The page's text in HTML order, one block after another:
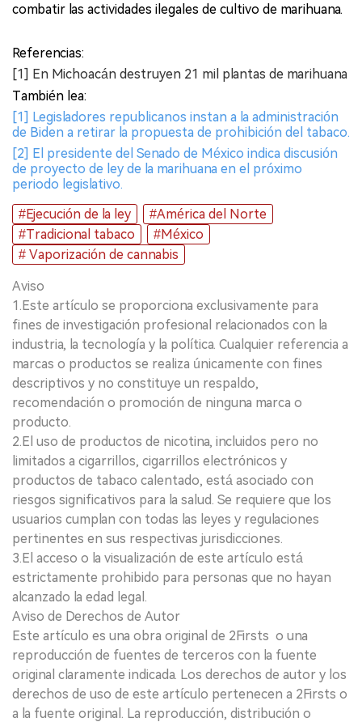
combatir las actividades ilegales de cultivo de marihuana.
Referencias:
[1] En Michoacán destruyen 21 mil plantas de marihuana
También lea:
[1] Legisladores republicanos instan a la administración
de Biden a retirar la propuesta de prohibición del tabaco.
[2] El presidente del Senado de México indica discusión
de proyecto de ley de la marihuana en el próximo
periodo legislativo.
#Ejecución de la ley
#América del Norte
#Tradicional tabaco
#México
# Vaporización de cannabis
Aviso
1.Este artículo se proporciona exclusivamente para
fines de investigación profesional relacionados con la
industria, la tecnología y la política. Cualquier referencia a
marcas o productos se realiza únicamente con fines
descriptivos y no constituye un respaldo,
recomendación o promoción de ninguna marca o
producto.
2.El uso de productos de nicotina, incluidos pero no
limitados a cigarrillos, cigarrillos electrónicos y
productos de tabaco calentado, está asociado con
riesgos significativos para la salud. Se requiere que los
usuarios cumplan con todas las leyes y regulaciones
pertinentes en sus respectivas jurisdicciones.
3.El acceso o la visualización de este artículo está
estrictamente prohibido para personas que no hayan
alcanzado la edad legal.
Aviso de Derechos de Autor
Este artículo es una obra original de 2Firsts o una
reproducción de fuentes de terceros con la fuente
original claramente indicada. Los derechos de autor y los
derechos de uso de este artículo pertenecen a 2Firsts o
a la fuente original. La reproducción, distribución o